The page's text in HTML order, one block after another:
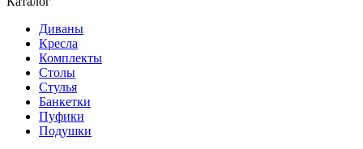
Диваны
Кресла
Комплекты
Столы
Стулья
Банкетки
Пуфики
Подушки